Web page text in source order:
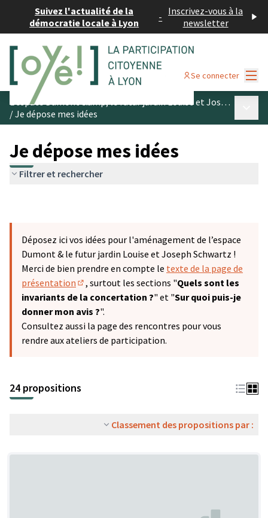
Suivez l'actualité de la
démocratie locale à Lyon
- Inscrivez-vous à la
newsletter
Se connecter
L’espace Dumont &amp; le futur jardin Louise et Joseph Schwartz
/Je dépose mes idées
Je dépose mes idées
Filtrer et rechercher
Déposez ici vos idées pour l'aménagement de l’espace
Dumont & le futur jardin Louise et Joseph Schwartz !
Merci de bien prendre en compte le texte de la page de
présentation
(S'ouvre dans un nouvel onglet)
, surtout les sections "Quels sont les
invariants de la concertation ?" et "Sur quoi puis-je
donner mon avis ?".
Consultez aussi la page des rencontres pour vous
rendre aux ateliers de participation.
24 propositions
Classement des propositions par :